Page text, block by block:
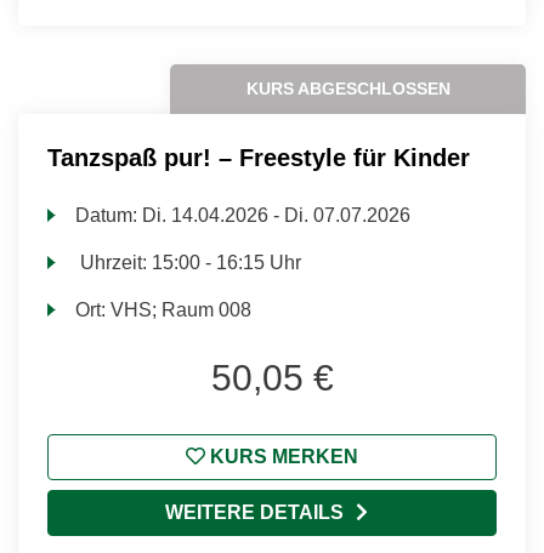
KURS ABGESCHLOSSEN
Tanzspaß pur! – Freestyle für Kinder
Datum: Di. 14.04.2026 - Di. 07.07.2026
Uhrzeit: 15:00 - 16:15 Uhr
Ort:VHS; Raum 008
50,05 €
KURS MERKEN
WEITERE DETAILS